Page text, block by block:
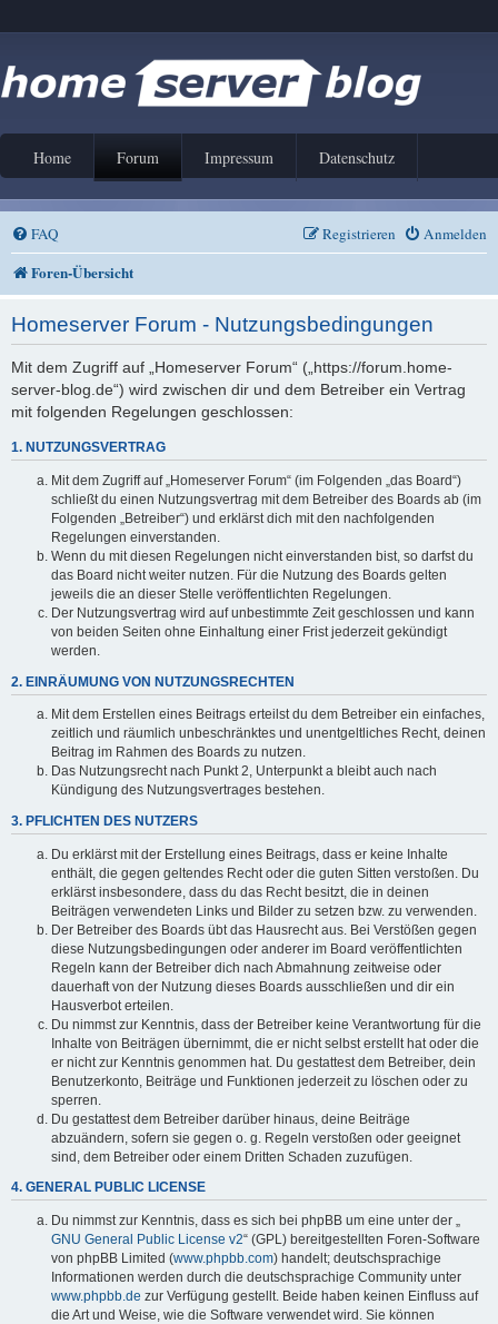
Home Forum Impressum Datenschutz
FAQ Anmelden
Registrieren
Foren-Übersicht
Homeserver Forum - Nutzungsbedingungen
Mit dem Zugriff auf „Homeserver Forum“ („https://forum.home-
server-blog.de“) wird zwischen dir und dem Betreiber ein Vertrag
mit folgenden Regelungen geschlossen:
1. NUTZUNGSVERTRAG
Mit dem Zugriff auf „Homeserver Forum“ (im Folgenden „das Board“)
schließt du einen Nutzungsvertrag mit dem Betreiber des Boards ab (im
Folgenden „Betreiber“) und erklärst dich mit den nachfolgenden
Regelungen einverstanden.
Wenn du mit diesen Regelungen nicht einverstanden bist, so darfst du
das Board nicht weiter nutzen. Für die Nutzung des Boards gelten
jeweils die an dieser Stelle veröffentlichten Regelungen.
Der Nutzungsvertrag wird auf unbestimmte Zeit geschlossen und kann
von beiden Seiten ohne Einhaltung einer Frist jederzeit gekündigt
werden.
2. EINRÄUMUNG VON NUTZUNGSRECHTEN
Mit dem Erstellen eines Beitrags erteilst du dem Betreiber ein einfaches,
zeitlich und räumlich unbeschränktes und unentgeltliches Recht, deinen
Beitrag im Rahmen des Boards zu nutzen.
Das Nutzungsrecht nach Punkt 2, Unterpunkt a bleibt auch nach
Kündigung des Nutzungsvertrages bestehen.
3. PFLICHTEN DES NUTZERS
Du erklärst mit der Erstellung eines Beitrags, dass er keine Inhalte
enthält, die gegen geltendes Recht oder die guten Sitten verstoßen. Du
erklärst insbesondere, dass du das Recht besitzt, die in deinen
Beiträgen verwendeten Links und Bilder zu setzen bzw. zu verwenden.
Der Betreiber des Boards übt das Hausrecht aus. Bei Verstößen gegen
diese Nutzungsbedingungen oder anderer im Board veröffentlichten
Regeln kann der Betreiber dich nach Abmahnung zeitweise oder
dauerhaft von der Nutzung dieses Boards ausschließen und dir ein
Hausverbot erteilen.
Du nimmst zur Kenntnis, dass der Betreiber keine Verantwortung für die
Inhalte von Beiträgen übernimmt, die er nicht selbst erstellt hat oder die
er nicht zur Kenntnis genommen hat. Du gestattest dem Betreiber, dein
Benutzerkonto, Beiträge und Funktionen jederzeit zu löschen oder zu
sperren.
Du gestattest dem Betreiber darüber hinaus, deine Beiträge
abzuändern, sofern sie gegen o. g. Regeln verstoßen oder geeignet
sind, dem Betreiber oder einem Dritten Schaden zuzufügen.
4. GENERAL PUBLIC LICENSE
Du nimmst zur Kenntnis, dass es sich bei phpBB um eine unter der „
GNU General Public License v2“ (GPL) bereitgestellten Foren-Software
von phpBB Limited (www.phpbb.com) handelt; deutschsprachige
Informationen werden durch die deutschsprachige Community unter
www.phpbb.de zur Verfügung gestellt. Beide haben keinen Einfluss auf
die Art und Weise, wie die Software verwendet wird. Sie können